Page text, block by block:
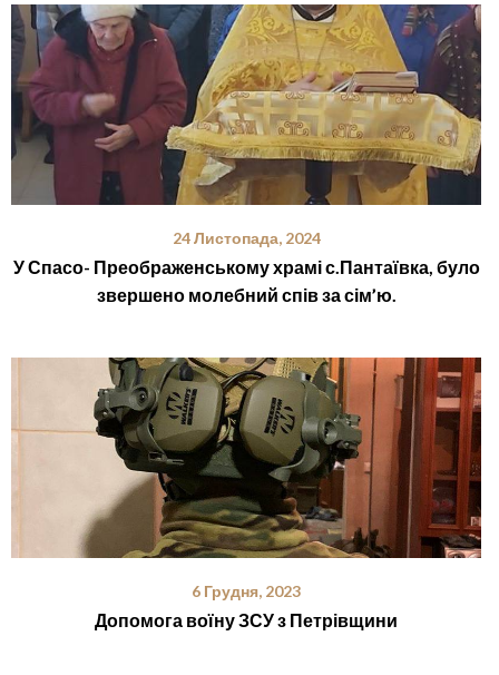
24 Листопада, 2024
У Спасо- Преображенському храмі с.Пантаївка, було
звершено молебний спів за сім’ю.
6 Грудня, 2023
Допомога воїну ЗСУ з Петрівщини